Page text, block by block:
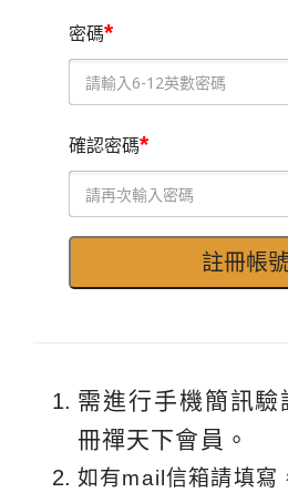
密碼*
確認密碼*
需進行手機簡訊驗
冊禪天下會員。
如有mail信箱請填寫